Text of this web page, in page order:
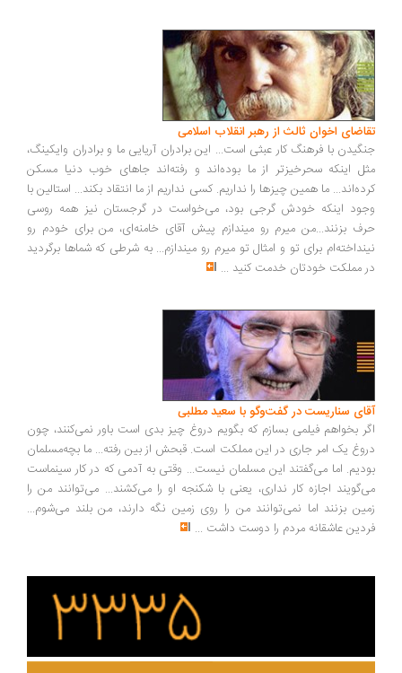
اخوان ثالث از رهبر انقلاب اسلامی
با فرهنگ کار عبثی است... این برادران آریایی ما و برادران وایکینگ،
اینکه سحرخیزتر از ما بوده‌اند و رفته‌اند جاهای خوب دنیا مسکن
ما همین چیزها را نداریم. کسی نداریم از ما انتقاد بکند... استالین با
اینکه خودش گرجی بود، می‌خواست در گرجستان نیز همه روسی
بزنند...من میرم رو میندازم پیش آقای خامنه‌ای، من برای خودم رو
برای تو و امثال تو میرم رو میندازم... به شرطی که شماها برگردید
مملکت خودتان خدمت کنید...
سناریست در گفت‌وگو با سعید مطلبی
بخواهم فیلمی بسازم که بگویم دروغ چیز بدی است باور نمی‌کنند، چون
یک امر جاری در این مملکت است. قبحش از بین رفته... ما بچه‌مسلمان
اما می‌گفتند این مسلمان نیست... وقتی به آدمی که در کار سینماست
اجازه کار نداری، یعنی با شکنجه او را می‌کشند... می‌توانند من را
بزنند اما نمی‌توانند من را روی زمین نگه دارند، من بلند می‌شوم...
عاشقانه مردم را دوست داشت ...